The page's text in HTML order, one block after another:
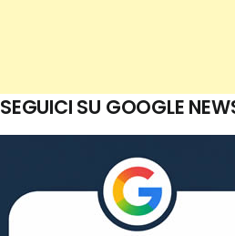
SEGUICI SU GOOGLE